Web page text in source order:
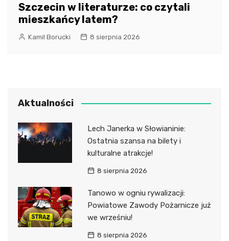
Szczecin w literaturze: co czytali
mieszkańcy latem?
Kamil Borucki 8 sierpnia 2026
Aktualności
Lech Janerka w Słowianinie:
Ostatnia szansa na bilety i
kulturalne atrakcje!
8 sierpnia 2026
Tanowo w ogniu rywalizacji:
Powiatowe Zawody Pożarnicze już
we wrześniu!
8 sierpnia 2026